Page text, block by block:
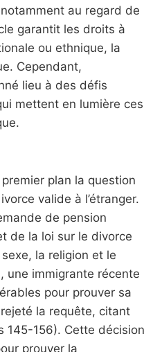
au regard de
garantit les droits à
ou ethnique, la
Cependant,
lieu à des défis
mettent en lumière ces
plan la question
valide à l’étranger.
de pension
de la loi sur le divorce
la religion et le
une immigrante récente
pour prouver sa
la requête, citant
145-156). Cette décision
prouver la